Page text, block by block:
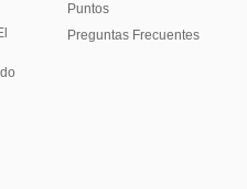
Puntos
Preguntas Frecuentes